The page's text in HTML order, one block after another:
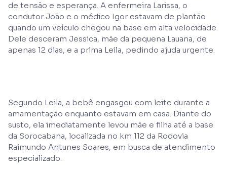
de tensão e esperança. A enfermeira Larissa, o
condutor João e o médico Igor estavam de plantão
quando um veículo chegou na base em alta velocidade.
Dele desceram Jessica, mãe da pequena Lauana, de
apenas 12 dias, e a prima Leila, pedindo ajuda urgente.
Segundo Leila, a bebê engasgou com leite durante a
amamentação enquanto estavam em casa. Diante do
susto, ela imediatamente levou mãe e filha até a base
da Sorocabana, localizada no km 112 da Rodovia
Raimundo Antunes Soares, em busca de atendimento
especializado.